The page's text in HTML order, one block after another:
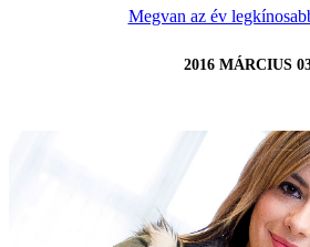
Megvan az év
2016 MÁRCIUS